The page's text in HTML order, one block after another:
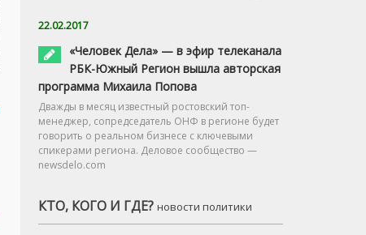
22.02.2017
«Человек Дела» — в эфир телеканала
РБК-Южный Регион вышла авторская
программа Михаила Попова
Дважды в месяц известный ростовский топ-
менеджер, сопредседатель ОНФ в регионе будет
говорить о реальном бизнесе с ключевыми
спикерами региона. Деловое сообщество —
newsdelo.com
КТО, КОГО И ГДЕ? новости политики